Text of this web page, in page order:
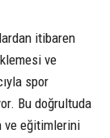
itibaren
ve
spor
Bu doğrultuda
ve eğitimlerini